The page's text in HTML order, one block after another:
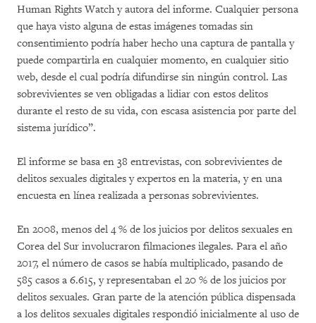
Human Rights Watch y autora del informe. Cualquier persona
que haya visto alguna de estas imágenes tomadas sin
consentimiento podría haber hecho una captura de pantalla y
puede compartirla en cualquier momento, en cualquier sitio
web, desde el cual podría difundirse sin ningún control. Las
sobrevivientes se ven obligadas a lidiar con estos delitos
durante el resto de su vida, con escasa asistencia por parte del
sistema jurídico”.
El informe se basa en 38 entrevistas, con sobrevivientes de
delitos sexuales digitales y expertos en la materia, y en una
encuesta en línea realizada a personas sobrevivientes.
En 2008, menos del 4 % de los juicios por delitos sexuales en
Corea del Sur involucraron filmaciones ilegales. Para el año
2017, el número de casos se había multiplicado, pasando de
585 casos a 6.615, y representaban el 20 % de los juicios por
delitos sexuales. Gran parte de la atención pública dispensada
a los delitos sexuales digitales respondió inicialmente al uso de